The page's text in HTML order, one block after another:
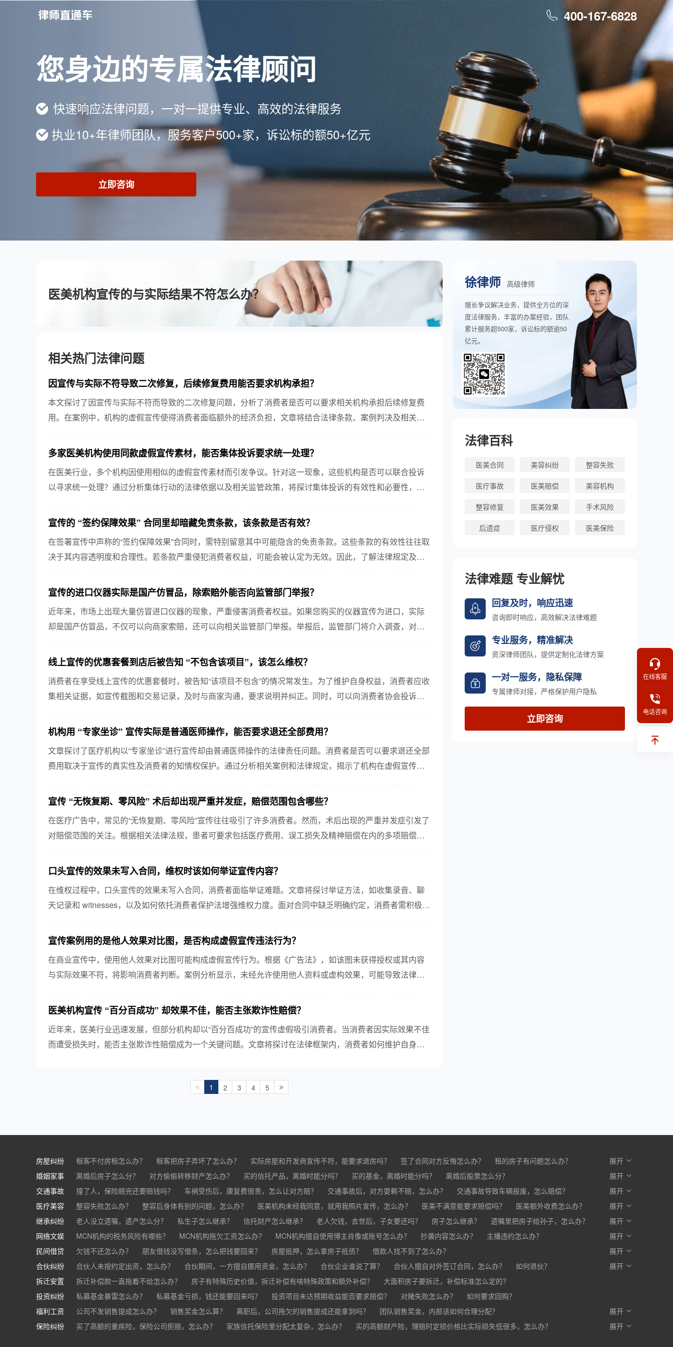
400-167-6828
您身边的专属法律顾问
快速响应法律问题，一对一提供专业、高效的法律服务
执业10+年律师团队，服务客户500+家，诉讼标的额50+亿元
立即咨询
医美机构宣传的与实际结果不符怎么办？
相关热门法律问题
因宣传与实际不符导致二次修复，后续修复费用能否要求机构承担？
本文探讨了因宣传与实际不符而导致的二次修复问题，分析了消费者是否可以要求相关机构承担后续修复费
用。在案例中，机构的虚假宣传使得消费者面临额外的经济负担，文章将结合法律条款、案例判决及相关法
多家医美机构使用同款虚假宣传素材，能否集体投诉要求统一处理？
在医美行业，多个机构因使用相似的虚假宣传素材而引发争议。针对这一现象，这些机构是否可以联合投诉
以寻求统一处理？通过分析集体行动的法律依据以及相关监管政策，将探讨集体投诉的有效性和必要性，以
宣传的 “签约保障效果” 合同里却暗藏免责条款，该条款是否有效？
在签署宣传中声称的“签约保障效果”合同时，需特别留意其中可能隐含的免责条款。这些条款的有效性往往取
决于其内容透明度和合理性。若条款严重侵犯消费者权益，可能会被认定为无效。因此，了解法律规定及免
宣传的进口仪器实际是国产仿冒品，除索赔外能否向监管部门举报？
近年来，市场上出现大量仿冒进口仪器的现象，严重侵害消费者权益。如果您购买的仪器宣传为进口，实际
却是国产仿冒品，不仅可以向商家索赔，还可以向相关监管部门举报。举报后，监管部门将介入调查，对违
线上宣传的优惠套餐到店后被告知 “不包含该项目”，该怎么维权？
消费者在享受线上宣传的优惠套餐时，被告知“该项目不包含”的情况常发生。为了维护自身权益，消费者应收
集相关证据，如宣传截图和交易记录，及时与商家沟通，要求说明并纠正。同时，可以向消费者协会投诉或
机构用 “专家坐诊” 宣传实际是普通医师操作，能否要求退还全部费用？
文章探讨了医疗机构以“专家坐诊”进行宣传却由普通医师操作的法律责任问题。消费者是否可以要求退还全部
费用取决于宣传的真实性及消费者的知情权保护。通过分析相关案例和法律规定，揭示了机构在虚假宣传中
宣传 “无恢复期、零风险” 术后却出现严重并发症，赔偿范围包含哪些？
在医疗广告中，常见的“无恢复期、零风险”宣传往往吸引了许多消费者。然而，术后出现的严重并发症引发了
对赔偿范围的关注。根据相关法律法规，患者可要求包括医疗费用、误工损失及精神赔偿在内的多项赔偿。
口头宣传的效果未写入合同，维权时该如何举证宣传内容？
在维权过程中，口头宣传的效果未写入合同，消费者面临举证难题。文章将探讨举证方法，如收集录音、聊
天记录和 witnesses，以及如何依托消费者保护法增强维权力度。面对合同中缺乏明确约定，消费者需积极搜
宣传案例用的是他人效果对比图，是否构成虚假宣传违法行为？
在商业宣传中，使用他人效果对比图可能构成虚假宣传行为。根据《广告法》，如该图未获得授权或其内容
与实际效果不符，将影响消费者判断。案例分析显示，未经允许使用他人资料或虚构效果，可能导致法律责
医美机构宣传 “百分百成功” 却效果不佳，能否主张欺诈性赔偿？
近年来，医美行业迅速发展，但部分机构却以“百分百成功”的宣传虚假吸引消费者。当消费者因实际效果不佳
而遭受损失时，能否主张欺诈性赔偿成为一个关键问题。文章将探讨在法律框架内，消费者如何维护自身权
1 2 3 4 5
徐律师 高级律师
擅长争议解决业务，提供全方位的深
度法律服务，丰富的办案经验，团队
累计服务超500家，诉讼标的额逾50
亿元。
法律百科
医美合同 美容纠纷 整容失败
医疗事故 医美赔偿 美容机构
整容修复 医美效果 手术风险
后遗症 医疗侵权 医美保险
法律难题 专业解忧
回复及时，响应迅速
咨询即时响应，高效解决法律难题
专业服务，精准解决
资深律师团队，提供定制化法律方案
一对一服务，隐私保障
专属律师对接，严格保护用户隐私
立即咨询
房屋纠纷 租客不付房租怎么办？ 租客把房子弄坏了怎么办？ 实际房屋和开发商宣传不符，能要求退房吗？ 签了合同对方反悔怎么办？
租的房子有问题怎么办？
房东不退押金怎么办？
买房的定金能退吗？ 买的房子有问题怎么办？ 买家跳单怎么办？ 购买的房子有抵押怎么办？ 开发商不交房怎么办?
展开
婚姻家事
离婚后房子怎么分？ 对方偷偷转移财产怎么办？ 买的信托产品，离婚时能分吗？ 买的基金，离婚时能分吗？
离婚后股票怎么分？
离婚了公司股权怎么处理？
离婚后财产怎么分？
展开
交通事故
撞了人，保险赔完还要赔钱吗？ 车祸受伤后，康复费很贵，怎么让对方赔？ 交通事故后，对方耍赖不赔，怎么办？
交通事故导致车辆报废，怎么赔偿？
交通事故中，医保和对方赔偿能同时拿吗？
车祸导致人死亡，怎么办？
展开
医疗美容
整容失败怎么办？ 整容后身体有别的问题，怎么办？ 医美机构未经我同意，就用我照片宣传，怎么办？ 医美不满意能要求赔偿吗？
医美额外收费怎么办？
医美机构宣传的与实际结果不符怎么办？
医疗事故怎么赔偿？ 手术失败怎么赔？
康复治疗费用高昂，医院说只赔一部分，剩下的怎么办？
医疗器械出问题，怎么办？
展开
继承纠纷
老人没立遗嘱，遗产怎么分？ 私生子怎么继承？ 信托财产怎么继承？ 老人欠钱，去世后，子女要还吗？ 房子怎么继承？
遗嘱里把房子给孙子，怎么办？
基金怎么继承？
股票怎么继承？
展开
网络文娱
MCN机构的税务风险有哪些？ MCN机构拖欠工资怎么办？ MCN机构擅自使用博主肖像或账号怎么办？ 抄袭内容怎么办？
主播违约怎么办？
抖音账号归谁？
展开
民间借贷
欠钱不还怎么办？ 朋友借钱没写借条，怎么把钱要回来？ 房屋抵押，怎么拿房子抵债？
借款人找不到了怎么办？
帮人担保借款，对方不还，我要承担全部责任吗？
展开
合伙纠纷
合伙人未按约定出资，怎么办？ 合伙期间，一方擅自挪用资金，怎么办？ 合伙企业谁说了算？ 合伙人擅自对外签订合同，怎么办？
如何退伙？
和合伙人有矛盾，怎么办？
展开
拆迁安置
拆迁补偿款一直拖着不给怎么办？ 房子有特殊历史价值，拆迁补偿有啥特殊政策和额外补偿？
大面积房子要拆迁，补偿标准怎么定的？
投资纠纷
私募基金暴雷怎么办？ 私募基金亏损，钱还能要回来吗？ 投资项目未达预期收益能否要求赔偿？ 对赌失败怎么办？
如何要求回购？
福利工资
公司不发销售提成怎么办？ 销售奖金怎么算？ 离职后，公司拖欠的销售提成还能拿到吗？
团队销售奖金，内部该如何合理分配？
销售目标未完成，公司有权不发提成和奖金吗？
公司变更提成和奖金制度，之前的业绩怎么算？
销售提成和奖金未写入合同，有口头约定有效吗？
展开
保险纠纷
买了高额的重疾险，保险公司拒赔，怎么办？ 家族信托保险里分配太复杂，怎么办？
买的高额财产险，理赔时定损价格比实际损失低很多，怎么办？
展开
在线客服
电话咨询